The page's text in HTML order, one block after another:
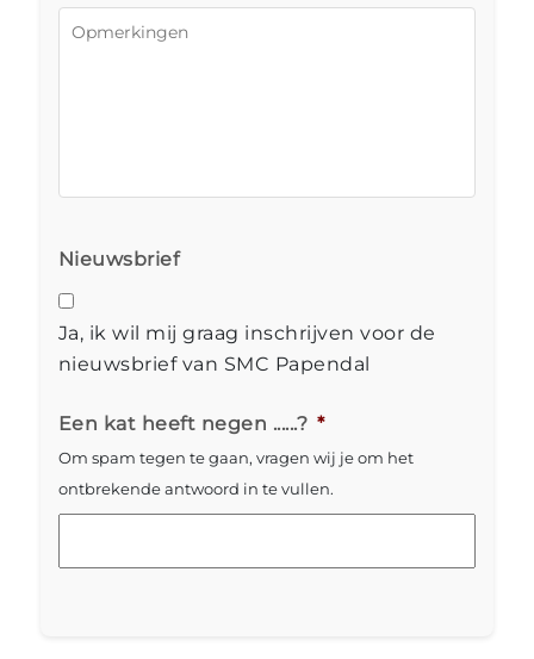
Opmerkingen
Nieuwsbrief
Ja, ik wil mij graag inschrijven voor de
nieuwsbrief van SMC Papendal
Een kat heeft negen ......? *
Om spam tegen te gaan, vragen wij je om het
ontbrekende antwoord in te vullen.